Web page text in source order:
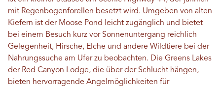
mit Regenbogenforellen besetzt wird. Umgeben von alten
Kiefern ist der Moose Pond leicht zugänglich und bietet
bei einem Besuch kurz vor Sonnenuntergang reichlich
Gelegenheit, Hirsche, Elche und andere Wildtiere bei der
Nahrungssuche am Ufer zu beobachten. Die Greens Lakes
der Red Canyon Lodge, die über der Schlucht hängen,
bieten hervorragende Angelmöglichkeiten für